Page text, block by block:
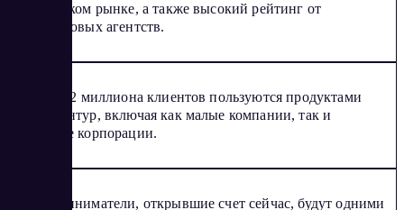
банковском рынке, а также высокий рейтинг от
рейтинговых агентств.
Более 2,2 миллиона клиентов пользуются продуктами
СКБ Контур, включая как малые компании, так и
крупные корпорации.
Предприниматели, открывшие счет сейчас, будут одними